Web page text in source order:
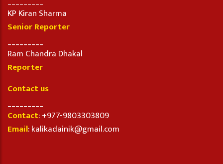
KP Kiran Sharma
Senior Reporter
Ram Chandra Dhakal
Reporter
Contact us
Contact: +977-9803303809
Email: kalikadainik@gmail.com